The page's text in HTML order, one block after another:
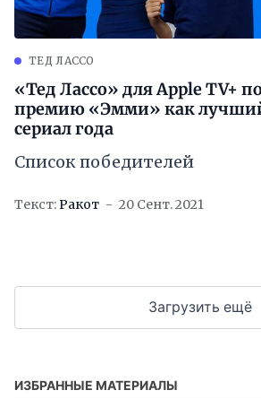
ТЕД ЛАССО
«Тед Лассо» для Apple TV+
премию «Эмми» как
сериал года
Список победителей
Текст:Ракот 20 Сент. 2021
Загрузить ещё
ИЗБРАННЫЕ МАТЕРИАЛЫ